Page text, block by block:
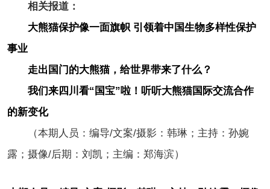
相关报道：
大熊猫保护像一面旗帜 引领着中国生物多样性保护
事业
走出国门的大熊猫，给世界带来了什么？
我们来四川看“国宝”啦！听听大熊猫国际交流合作
的新变化
（本期人员：编导/文案/摄影：韩琳；主持：孙婉
露；摄像/后期：刘凯；主编：郑海滨）